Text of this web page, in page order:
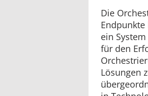
Die
ein
für den
Lösungen